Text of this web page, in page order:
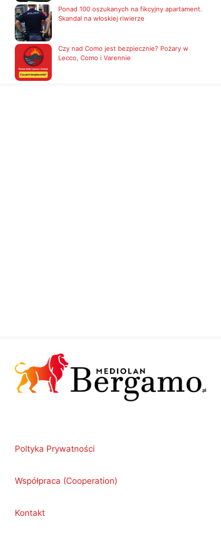
Ponad 100 oszukanych na fikcyjny apartament.
Skandal na włoskiej riwierze
Czy nad Como jest bezpiecznie? Pożary w
Lecco, Como i Varennie
Poltyka Prywatności
Współpraca (Cooperation)
Kontakt